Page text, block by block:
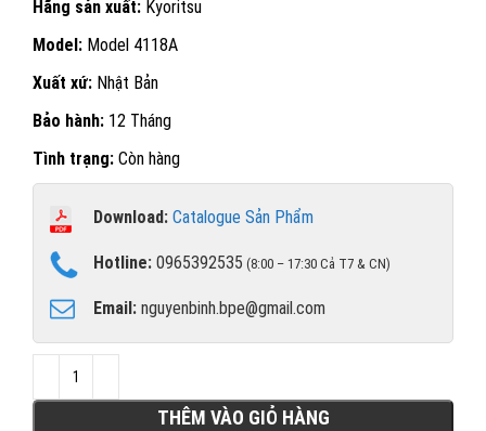
Hãng sản xuất: Kyoritsu
Model: Model 4118A
Xuất xứ: Nhật Bản
Bảo hành: 12 Tháng
Tình trạng: Còn hàng
Download: Catalogue Sản Phẩm
Hotline: 0965392535 (8:00 – 17:30 Cả T7 & CN)
Email: nguyenbinh.bpe@gmail.com
THÊM VÀO GIỎ HÀNG